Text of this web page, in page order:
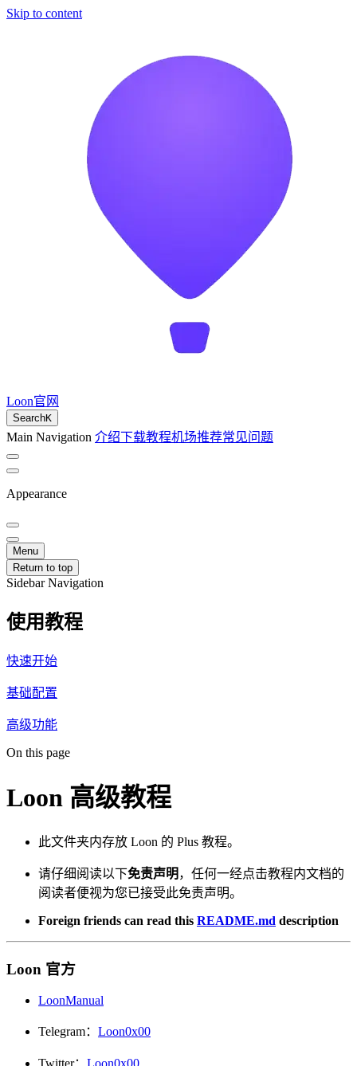
Skip to content
Loon官网
SearchK
Main Navigation 介绍下载教程机场推荐常见问题
Appearance
Menu
Return to top
Sidebar Navigation
使用教程
快速开始
基础配置
高级功能
On this page
Loon 高级教程
此文件夹内存放 Loon 的 Plus 教程。
请仔细阅读以下免责声明 ，任何一经点击教程内文档的
阅读者便视为您已接受此免责声明。
Foreign friends can read this README.md description
Loon 官方
LoonManual
Telegram： Loon0x00